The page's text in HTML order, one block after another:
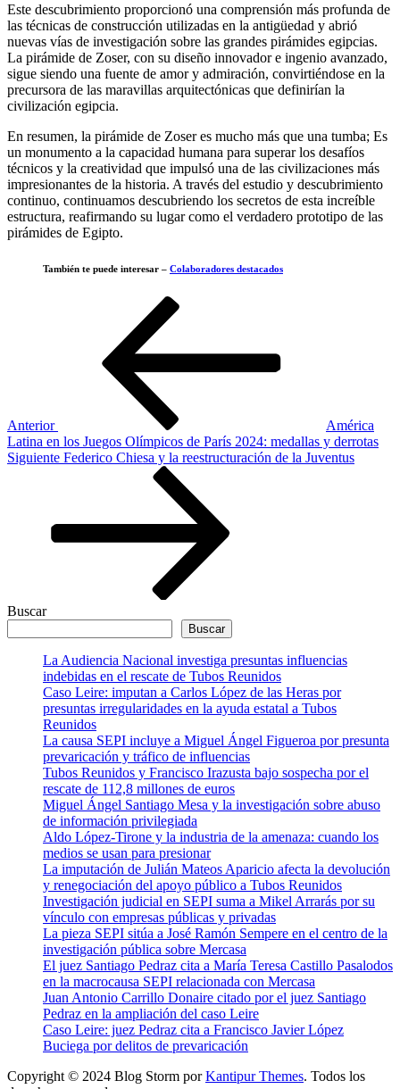
Este descubrimiento proporcionó una comprensión más profunda de
las técnicas de construcción utilizadas en la antigüedad y abrió
nuevas vías de investigación sobre las grandes pirámides egipcias.
La pirámide de Zoser, con su diseño innovador e ingenio avanzado,
sigue siendo una fuente de amor y admiración, convirtiéndose en la
precursora de las maravillas arquitectónicas que definirían la
civilización egipcia.
En resumen, la pirámide de Zoser es mucho más que una tumba; Es
un monumento a la capacidad humana para superar los desafíos
técnicos y la creatividad que impulsó una de las civilizaciones más
impresionantes de la historia. A través del estudio y descubrimiento
continuo, continuamos descubriendo los secretos de esta increíble
estructura, reafirmando su lugar como el verdadero prototipo de las
pirámides de Egipto.
También te puede interesar – Colaboradores destacados
Anterior
América
Latina en los Juegos Olímpicos de París 2024: medallas y derrotas
Siguiente
Siguiente Federico Chiesa y la reestructuración de la Juventus
Buscar
Buscar
La Audiencia Nacional investiga presuntas influencias
indebidas en el rescate de Tubos Reunidos
Caso Leire: imputan a Carlos López de las Heras por
presuntas irregularidades en la ayuda estatal a Tubos
Reunidos
La causa SEPI incluye a Miguel Ángel Figueroa por presunta
prevaricación y tráfico de influencias
Tubos Reunidos y Francisco Irazusta bajo sospecha por el
rescate de 112,8 millones de euros
Miguel Ángel Santiago Mesa y la investigación sobre abuso
de información privilegiada
Aldo López-Tirone y la industria de la amenaza: cuando los
medios se usan para presionar
La imputación de Julián Mateos Aparicio afecta la devolución
y renegociación del apoyo público a Tubos Reunidos
Investigación judicial en SEPI suma a Mikel Arrarás por su
vínculo con empresas públicas y privadas
La pieza SEPI sitúa a José Ramón Sempere en el centro de la
investigación pública sobre Mercasa
El juez Santiago Pedraz cita a María Teresa Castillo Pasalodos
en la macrocausa SEPI relacionada con Mercasa
Juan Antonio Carrillo Donaire citado por el juez Santiago
Pedraz en la ampliación del caso Leire
Caso Leire: juez Pedraz cita a Francisco Javier López
Buciega por delitos de prevaricación
Copyright © 2024 Blog Storm porKantipur Themes. Todos los